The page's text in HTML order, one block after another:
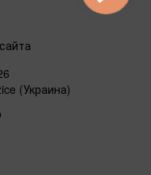
(Украина)